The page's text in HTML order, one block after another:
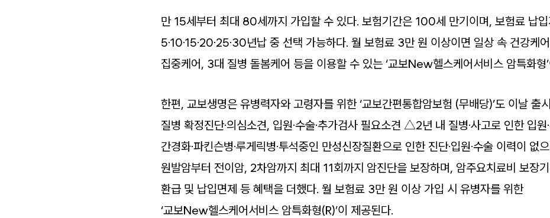
만 15세부터 최대 80세까지 가입할 수 있다. 보험기간은 100세 만기이며, 보험료 납
5·10·15·20·25·30년납 중 선택 가능하다. 월 보험료 3만 원 이상이면 일상 속 건강케
집중케어, 3대 질병 돌봄케어 등을 이용할 수 있는 ‘교보New헬스케어서비스 암특화형
한편, 교보생명은 유병력자와 고령자를 위한 ‘교보간편통합암보험 (무배당)’도 이날
질병 확정진단·의심소견, 입원·수술·추가검사 필요소견 △2년 내 질병·사고로 인한 입
간경화·파킨슨병·루게릭병·투석중인 만성신장질환으로 인한 진단·입원·수술 이력이 없
원발암부터 전이암, 2차암까지 최대 11회까지 암진단을 보장하며, 암주요치료비 보장
환급 및 납입면제 등 혜택을 더했다. 월 보험료 3만 원 이상 가입 시 유병자를 위한
‘교보New헬스케어서비스 암특화형(R)’이 제공된다.